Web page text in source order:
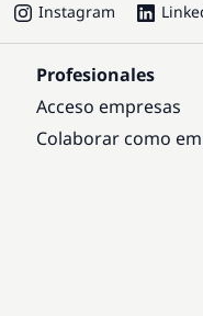
Instagram
Profesionales
Acceso empresas
Colaborar como